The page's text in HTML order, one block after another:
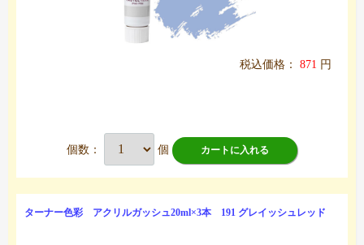
税込価格： 871 円
個数： 個 カートに入れる
ターナー色彩 アクリルガッシュ20ml×3本 191 グレイッシュレッド